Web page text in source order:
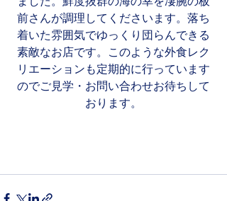
前さんが調理してくださいます。落ち
着いた雰囲気でゆっくり団らんできる
素敵なお店です。このような外食レク
リエーションも定期的に行っています
のでご見学・お問い合わせお待ちして
おります。